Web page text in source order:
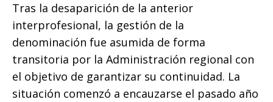
Tras la desaparición de la anterior
interprofesional, la gestión de la
denominación fue asumida de forma
transitoria por la Administración regional con
el objetivo de garantizar su continuidad. La
situación comenzó a encauzarse el pasado año